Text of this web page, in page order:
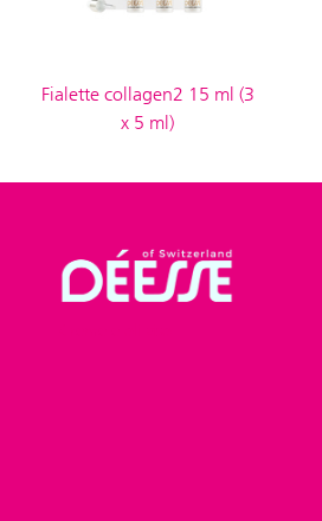
Fialette collagen2 15 ml (3
x 5 ml)
Shop>Viso>